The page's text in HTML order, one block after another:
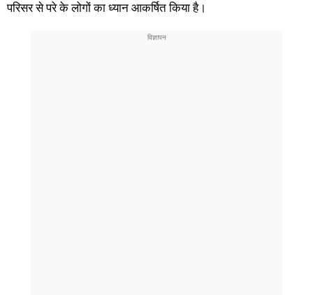
परिसर से परे के लोगों का ध्यान आकर्षित किया है।